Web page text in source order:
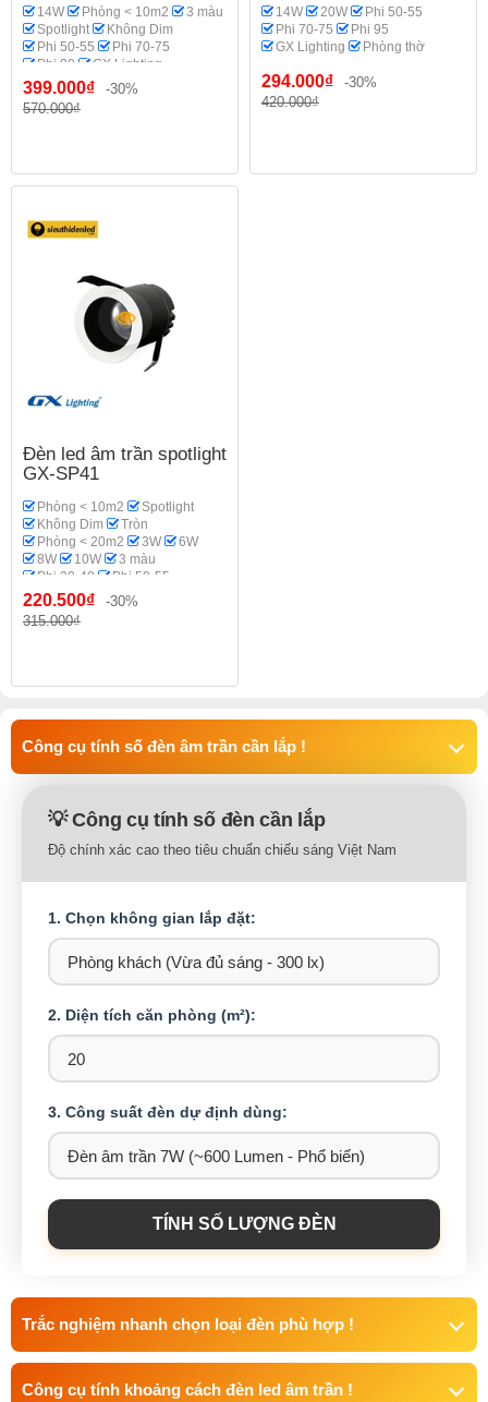
14W
Phòng < 10m2
3 màu
Spotlight
Không Dim
Phi 50-55
Phi 70-75
Phi 90
GX Lighting
Phòng thờ
399.000₫
-30%
570.000₫
14W
20W
Phi 50-55
Phi 70-75
Phi 95
GX Lighting
Phòng thờ
294.000₫
-30%
420.000₫
Đèn led âm trần spotlight
GX-SP41
Phòng < 10m2
Spotlight
Không Dim
Tròn
Phòng < 20m2
3W
6W
8W
10W
3 màu
Phi 30-40
Phi 50-55
Phi 60
Philips OEM
Phòng thờ
220.500₫
-30%
315.000₫
Công cụ tính số đèn âm trần cần lắp !
💡 Công cụ tính số đèn cần lắp
Độ chính xác cao theo tiêu chuẩn chiếu sáng Việt Nam
1. Chọn không gian lắp đặt:
2. Diện tích căn phòng (m²):
3. Công suất đèn dự định dùng:
TÍNH SỐ LƯỢNG ĐÈN
Trắc nghiệm nhanh chọn loại đèn phù hợp !
Công cụ tính khoảng cách đèn led âm trần !